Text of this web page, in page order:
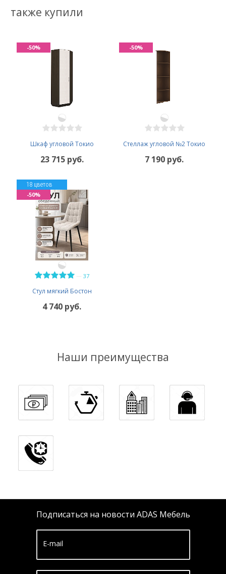
также купили
Шкаф угловой Токио
23 715 руб.
-50%
Стеллаж угловой №2 Токио
7 190 руб.
-50%
37
Стул мягкий Бостон
18 цветов
4 740 руб.
-50%
Наши преимущества
Подписаться на новости ADAS Мебель
E-mail